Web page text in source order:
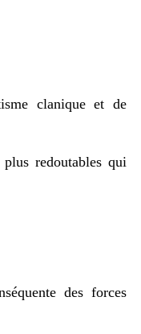
clanique et de
redoutables qui
des forces